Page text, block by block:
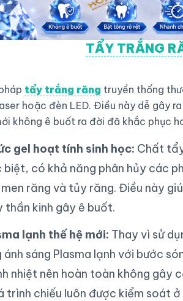
TẨY TRẮNG
tẩy trắng răng truyền thống
hoặc đèn LED. Điều này dễ gây
không ê buốt ra đời đã khắc phục
gel hoạt tính sinh học: Chất
có khả năng phân hủy các
răng và tủy răng. Điều này
thần kinh gây ê buốt.
lạnh thế hệ mới: Thay vì sử
ánh sáng Plasma lạnh với bước
nhiệt nên hoàn toàn không gây
trình chiếu luôn được kiểm soát